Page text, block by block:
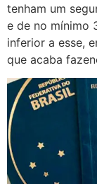
tenham um
e de no mínimo
inferior a esse,
que acaba